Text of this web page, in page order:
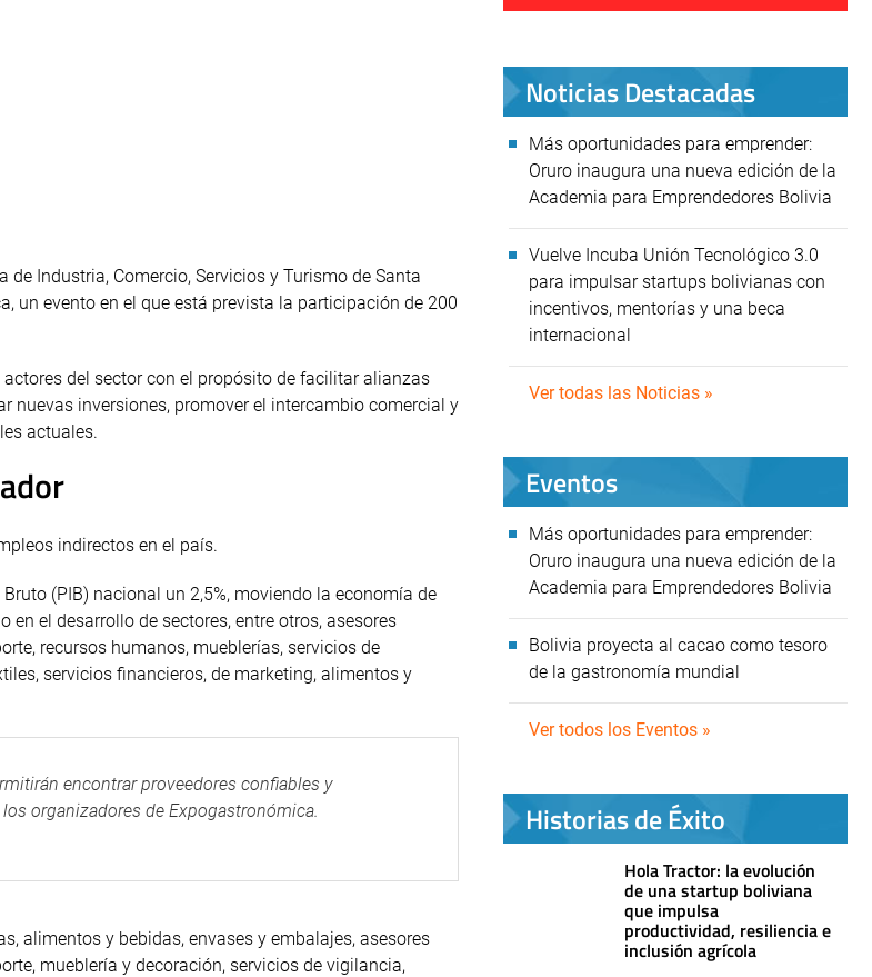
Industria, Comercio, Servicios y Turismo de Santa
un evento en el que está prevista la participación de 200
del sector con el propósito de facilitar alianzas
nuevas inversiones, promover el intercambio comercial y
actuales.
indirectos en el país.
(PIB) nacional un 2,5%, moviendo la economía de
el desarrollo de sectores, entre otros, asesores
recursos humanos, mueblerías, servicios de
servicios financieros, de marketing, alimentos y
encontrar proveedores confiables y
organizadores de Expogastronómica.
alimentos y bebidas, envases y embalajes, asesores
mueblería y decoración, servicios de vigilancia,
Noticias Destacadas
Más oportunidades para emprender:
Oruro inaugura una nueva edición de la
Academia para Emprendedores Bolivia
Vuelve Incuba Unión Tecnológico 3.0
para impulsar startups bolivianas con
incentivos, mentorías y una beca
internacional
Ver todas las Noticias »
Eventos
Más oportunidades para emprender:
Oruro inaugura una nueva edición de la
Academia para Emprendedores Bolivia
Bolivia proyecta al cacao como tesoro
de la gastronomía mundial
Ver todos los Eventos »
Historias de Éxito
Hola Tractor: la evolución
de una startup boliviana
que impulsa
productividad, resiliencia e
inclusión agrícola